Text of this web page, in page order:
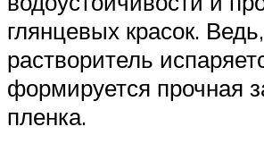
глянцевых красок.
растворитель
формируется прочная
пленка.